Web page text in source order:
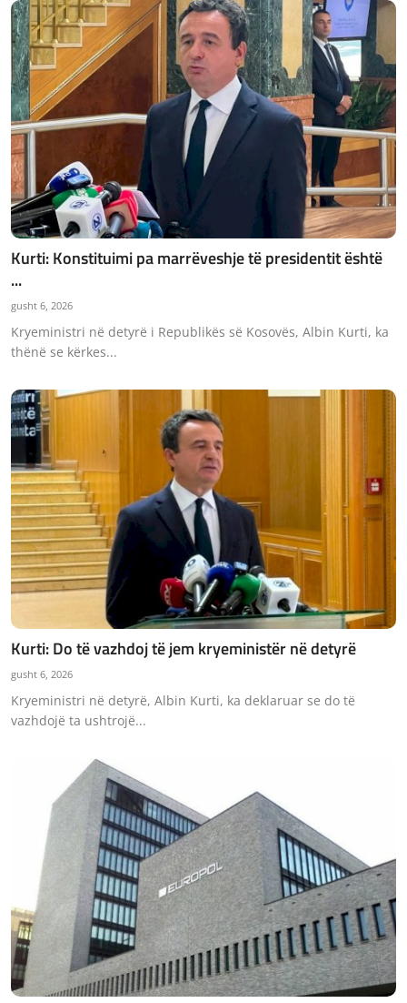
Kurti: Konstituimi pa marrëveshje të presidentit është
...
gusht 6, 2026
Kryeministri në detyrë i Republikës së Kosovës, Albin Kurti, ka
thënë se kërkes...
Kurti: Do të vazhdoj të jem kryeministër në detyrë
gusht 6, 2026
Kryeministri në detyrë, Albin Kurti, ka deklaruar se do të
vazhdojë ta ushtrojë...